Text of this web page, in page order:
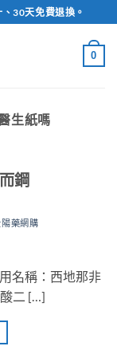
30天免費退換。
0
生紙嗎
鋼
藥網購
名稱：西地那非
二 […]